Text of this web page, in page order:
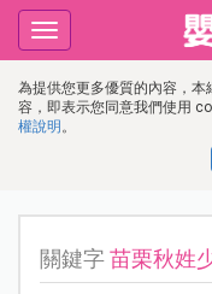
為提供您更多優質的內容，
容，即表示您同意我們使用
權說明 。
Toggle
navigation
關鍵字苗栗秋姓